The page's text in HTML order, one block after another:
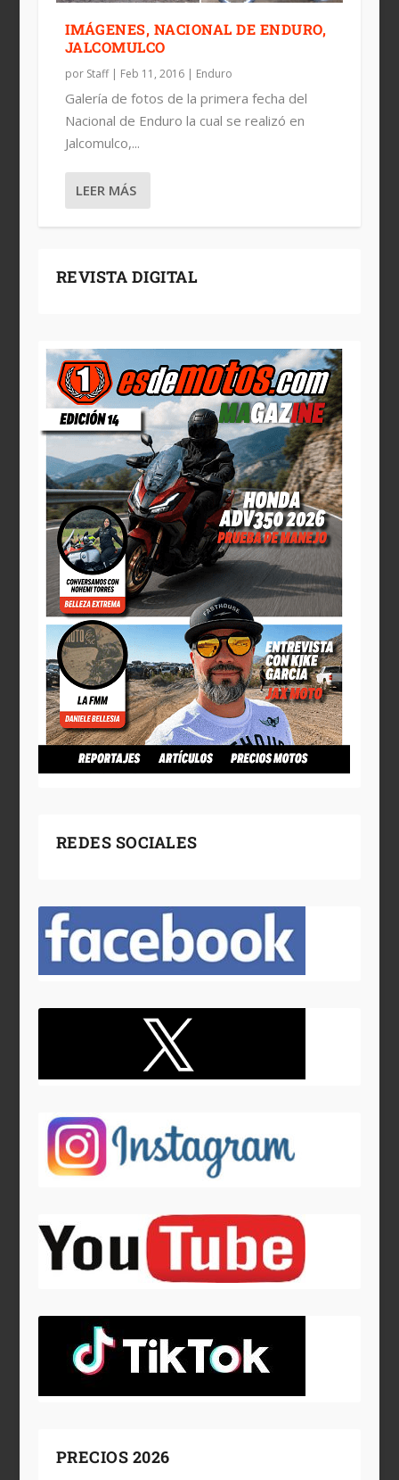
IMÁGENES, NACIONAL DE ENDURO,
JALCOMULCO
por Staff| Feb 11, 2016| Enduro
Galería de fotos de la primera fecha del
Nacional de Enduro la cual se realizó en
Jalcomulco,...
LEER MÁS
REVISTA DIGITAL
REDES SOCIALES
PRECIOS 2026